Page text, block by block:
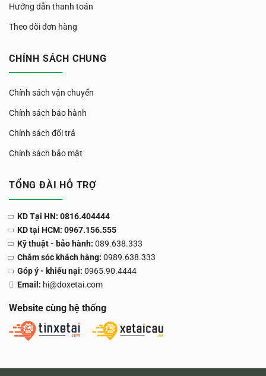
Hướng dẫn thanh toán
Theo dõi đơn hàng
CHÍNH SÁCH CHUNG
Chính sách vận chuyển
Chính sách bảo hành
Chính sách đổi trả
Chính sách bảo mật
TỔNG ĐÀI HỖ TRỢ
KD Tại HN: 0816.404444
KD tại HCM: 0967.156.555
Kỹ thuật - bảo hành: 089.638.333
Chăm sóc khách hàng: 0989.638.333
Góp ý - khiếu nại: 0965.90.4444
Email: hi@doxetai.com
Website cùng hệ thống